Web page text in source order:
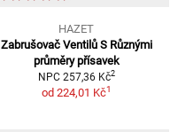
HAZET
Zabrušovač Ventilů S Různými
průměry přísavek
NPC 257,36 Kč2
od 224,01 Kč1